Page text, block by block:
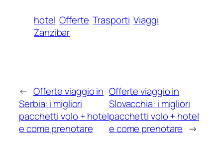
hotel Offerte Trasporti Viaggi
Zanzibar
← Offerte viaggio in
Serbia: i migliori
pacchetti volo + hotel
e come prenotare
Offerte viaggio in
Slovacchia: i migliori
pacchetti volo + hotel
e come prenotare →